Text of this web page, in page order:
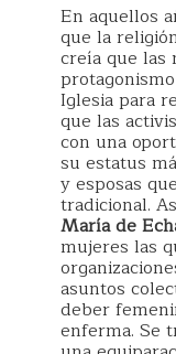
En aquellos
que la
creía que las
Iglesia para
que las
con una
su estatus
y esposas
tradicional.
María de
mujeres las
asuntos
deber
enferma. Se